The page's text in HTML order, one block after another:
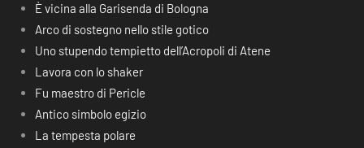
È vicina alla Garisenda di Bologna
Arco di sostegno nello stile gotico
Uno stupendo tempietto dell’Acropoli di Atene
Lavora con lo shaker
Fu maestro di Pericle
Antico simbolo egizio
La tempesta polare